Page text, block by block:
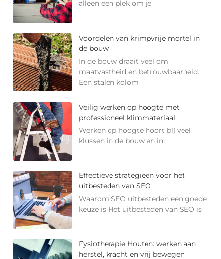
alleen een plek om je
Voordelen van krimpvrije mortel in
de bouw
In de bouw draait veel om
maatvastheid en betrouwbaarheid.
Een stalen kolom
Veilig werken op hoogte met
professioneel klimmateriaal
Werken op hoogte hoort bij veel
klussen in de bouw en in
Effectieve strategieën voor het
uitbesteden van SEO
Waarom SEO uitbesteden een goede
keuze is Het uitbesteden van SEO is
Fysiotherapie Houten: werken aan
herstel, kracht en vrij bewegen